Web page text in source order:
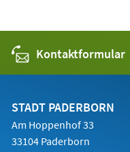
Kontaktformular
STADT PADERBORN
Am Hoppenhof 33
33104 Paderborn